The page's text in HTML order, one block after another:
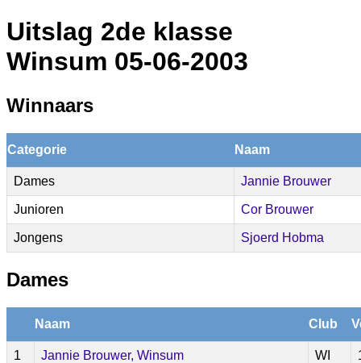
Uitslag 2de klasse
Winsum 05-06-2003
Winnaars
Categorie Naam
Dames Jannie Brouwer
Junioren Cor Brouwer
Jongens Sjoerd Hobma
Dames
Naam Club
1 Jannie Brouwer, Winsum WI